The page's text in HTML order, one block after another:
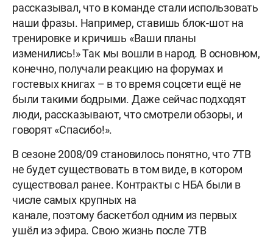
рассказывал, что в команде стали использовать
наши фразы. Например, ставишь блок-шот на
тренировке и кричишь «Ваши планы
изменились!» Так мы вошли в народ. В основном,
конечно, получали реакцию на форумах и
гостевых книгах – в то время соцсети ещё не
были такими бодрыми. Даже сейчас подходят
люди, рассказывают, что смотрели обзоры, и
говорят «Спасибо!».
В сезоне 2008/09 становилось понятно, что 7ТВ
не будет существовать в том виде, в котором
существовал ранее. Контракты с НБА были в
числе самых крупных на
канале, поэтому баскетбол одним из первых
ушёл из эфира. Свою жизнь после 7ТВ